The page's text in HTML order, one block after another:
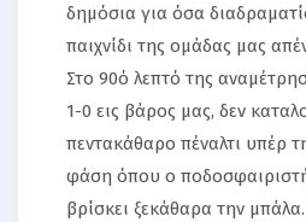
δημόσια για όσα
παιχνίδι της ομάδας μας
Στο 90ό λεπτό της
1-0 εις βάρος μας, δεν
πεντακάθαρο πέναλτι υπέρ
φάση όπου ο
βρίσκει ξεκάθαρα την